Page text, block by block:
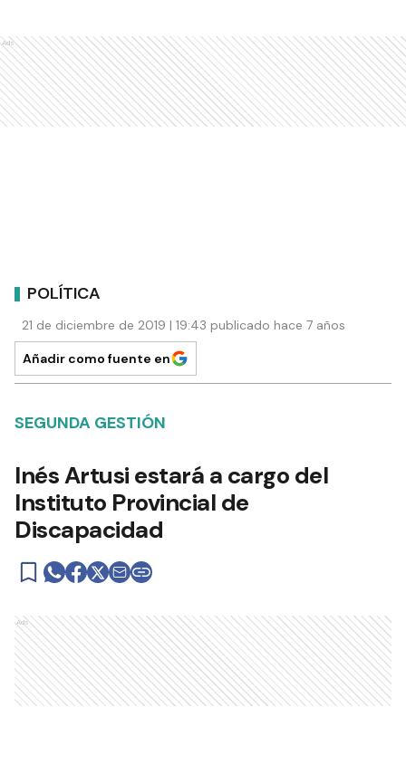
Ads
POLÍTICA
21 de diciembre de 2019 | 19:43 publicado hace 7 años
Añadir como fuente en
SEGUNDA GESTIÓN
Inés Artusi estará a cargo del
Instituto Provincial de
Discapacidad
Ads